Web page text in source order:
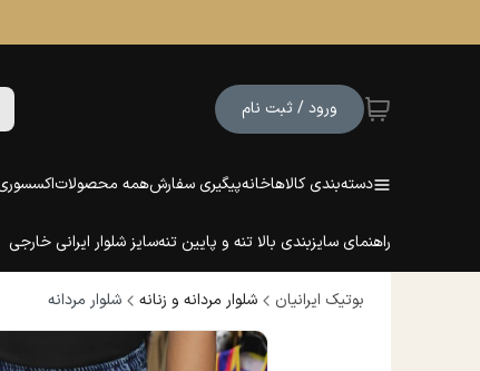
ورود / ثبت نام
دسته‌بندی کالاهاخانهپیگیری سفارشهمه محصولات
راهنمای سایزبندی بالا تنه و پایین تنهسایز شلوار ایرانی خارجی
بوتیک ایرانیان شلوار مردانه و زنانه شلوار مردانه